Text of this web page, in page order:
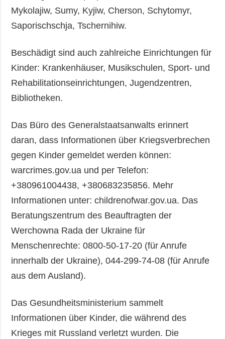
Mykolajiw, Sumy, Kyjiw, Cherson, Schytomyr,
Saporischschja, Tschernihiw.
Beschädigt sind auch zahlreiche Einrichtungen für
Kinder: Krankenhäuser, Musikschulen, Sport- und
Rehabilitationseinrichtungen, Jugendzentren,
Bibliotheken.
Das Büro des Generalstaatsanwalts erinnert
daran, dass Informationen über Kriegsverbrechen
gegen Kinder gemeldet werden können:
warcrimes.gov.ua und per Telefon:
+380961004438, +380683235856. Mehr
Informationen unter: childrenofwar.gov.ua. Das
Beratungszentrum des Beauftragten der
Werchowna Rada der Ukraine für
Menschenrechte: 0800-50-17-20 (für Anrufe
innerhalb der Ukraine), 044-299-74-08 (für Anrufe
aus dem Ausland).
Das Gesundheitsministerium sammelt
Informationen über Kinder, die während des
Krieges mit Russland verletzt wurden. Die